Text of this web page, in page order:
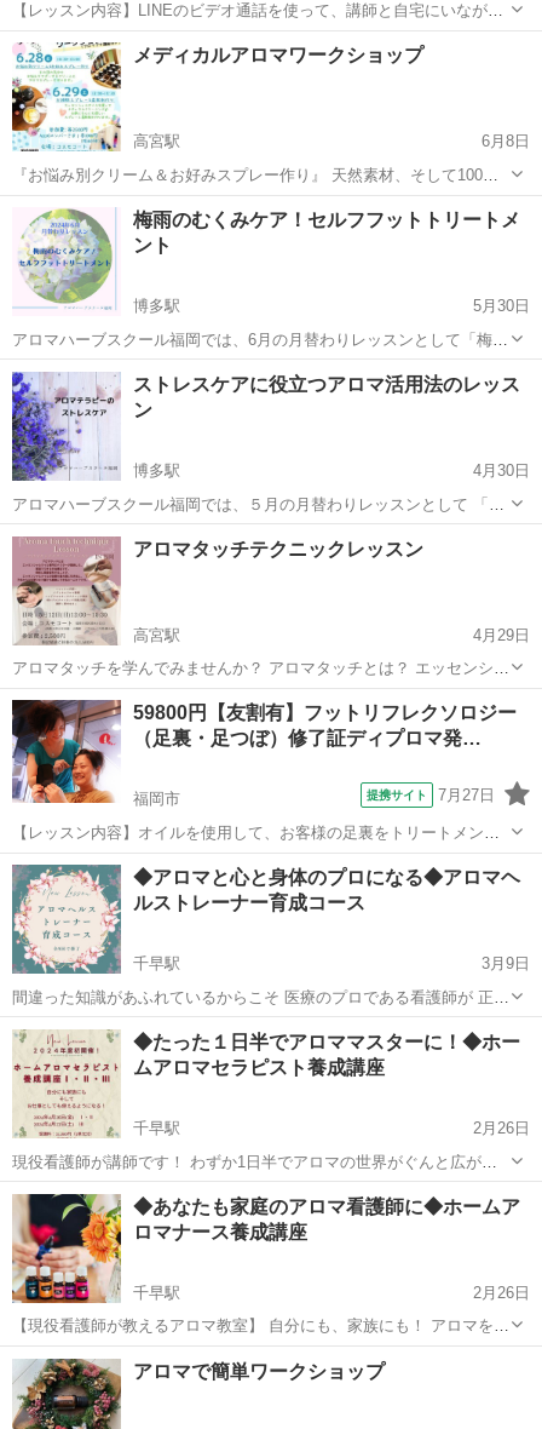
【レッスン内容】LINEのビデオ通話を使って、講師と自宅にいながら
リアルタイムでマンツーマンレッスンです。アロマオイルを使用し
て、うつ伏せ（背中〜足）あお向け（首、肩、デコルテ、足）までを
トリートメント致します。学科＆技術も...
福岡 福岡市 アロマ
メディカルアロマワークショップ
高宮駅
6月8日
『お悩み別クリーム＆お好みスプレー作り』 天然素材、そして100%
純粋なエッセンシャルオイルを使って ご自身やご家族のお悩みをサポ
ートできるクリームと、 お好みのアロマスプレーを作ります (当日、
何を作るか決めてくださいね...
福岡 福岡市 高宮駅 アロマスプレー
梅雨のむくみケア！セルフフットトリートメ
ント
博多駅
5月30日
アロマハーブスクール福岡では、6月の月替わりレッスンとして「梅雨
のむくみケア！セルフフットトリートメント」を開催致します。 梅雨
は1年で一番むくみが気になる季節です。 フットケアにオススメの精
油、セルフでできるフット...
福岡 福岡市 博多駅 アロマ フットケア
ストレスケアに役立つアロマ活用法のレッス
ン
博多駅
4月30日
アロマハーブスクール福岡では、５月の月替わりレッスンとして 「ア
ロマテラピーでストレスケア」を開催いたします。 ♬こんな方にオス
スメです♬ ・アロマテラピー好きな方 ・毎日のストレスに疲れ気味の
方 ・なんとなく...
福岡 福岡市 博多駅 アロマ アロマテラピー
アロマタッチテクニックレッスン
高宮駅
4月29日
アロマタッチを学んでみませんか？ アロマタッチとは？ エッセンシャ
ルオイル専門のドクターが開発した、家庭でできる手当療法です。 脊
柱に原液塗布することで、エッセンシャルオイルの効果を最大限に引
き出し、子供からお年寄りまで誰...
福岡 福岡市 高宮駅 アロマ アロマタッチ
59800円【友割有】フットリフレクソロジー
（足裏・足つぼ）修了証ディプロマ発…
福岡市 提携サイト 7月27日
【レッスン内容】オイルを使用して、お客様の足裏をトリートメント
します。ショートコースは1日。ロングコースは2日間に分けて、マン
ツーマンレッスンです。ショートコースは、片足24の反射区及びオー
プニング、エンディング等の技術を習...
福岡 福岡市
◆アロマと心と身体のプロになる◆アロマヘ
ルストレーナー育成コース
千早駅
3月9日
間違った知識があふれているからこそ 医療のプロである看護師が 正し
く伝えたい‼️ ⁡ 知識や薬のことだけではなく、 根拠のあるケア方法や食
生活などを 植物の力を凝縮した精油（アロマ）とともに 伝授します🌿
⁡...
福岡 福岡市 千早駅 アロマ
◆たった１日半でアロママスターに！◆ホー
ムアロマセラピスト養成講座
千早駅
2月26日
現役看護師が講師です！ わずか1日半でアロマの世界がぐんと広が
る！ プライベートにもお仕事にも大活躍の知識と技術が身につきま
す。 ⁡ こちらの講座で知識と技術を習得してさらにあなたの価値を高め
てください。 ⁡ ...
福岡 福岡市 千早駅 アロマ チャクラ
◆あなたも家庭のアロマ看護師に◆ホームア
ロマナース養成講座
千早駅
2月26日
【現役看護師が教えるアロマ教室】 自分にも、家族にも！ アロマをメ
ディカル的な立場から使えるようになる講座！ こちらをマスターすれ
ば、今までのアロマの使い方から 一歩も二歩も進んだ実践的な技術が
身につく！ ...
福岡 福岡市 アロマ
アロマで簡単ワークショップ